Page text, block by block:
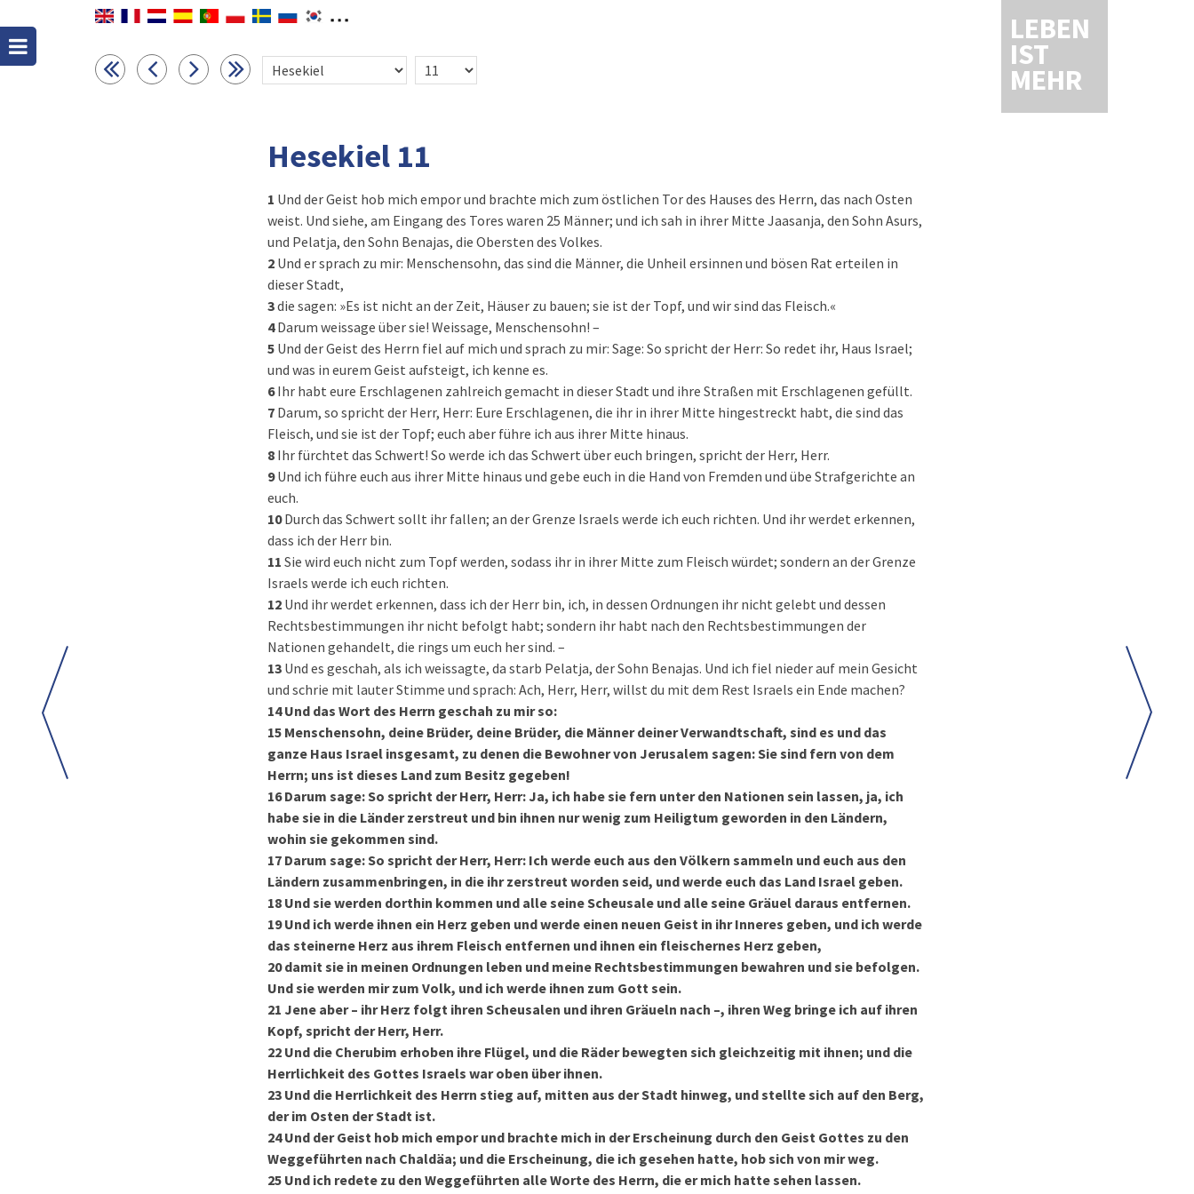
LEBEN
IST
MEHR
Hesekiel 11
1 Und der Geist hob mich empor und brachte mich zum östlichen Tor des Hauses des Herrn, das nach Osten
weist. Und siehe, am Eingang des Tores waren 25 Männer; und ich sah in ihrer Mitte Jaasanja, den Sohn Asurs,
und Pelatja, den Sohn Benajas, die Obersten des Volkes.
2 Und er sprach zu mir: Menschensohn, das sind die Männer, die Unheil ersinnen und bösen Rat erteilen in
dieser Stadt,
3die sagen: »Es ist nicht an der Zeit, Häuser zu bauen; sie ist der Topf, und wir sind das Fleisch.«
4Darum weissage über sie! Weissage, Menschensohn! –
5 Und der Geist des Herrn fiel auf mich und sprach zu mir: Sage: So spricht der Herr: So redet ihr, Haus Israel;
und was in eurem Geist aufsteigt, ich kenne es.
6Ihr habt eure Erschlagenen zahlreich gemacht in dieser Stadt und ihre Straßen mit Erschlagenen gefüllt.
7 Darum, so spricht der Herr, Herr: Eure Erschlagenen, die ihr in ihrer Mitte hingestreckt habt, die sind das
Fleisch, und sie ist der Topf; euch aber führe ich aus ihrer Mitte hinaus.
8 Ihr fürchtet das Schwert! So werde ich das Schwert über euch bringen, spricht der Herr, Herr.
9Und ich führe euch aus ihrer Mitte hinaus und gebe euch in die Hand von Fremden und übe Strafgerichte an
euch.
10Durch das Schwert sollt ihr fallen; an der Grenze Israels werde ich euch richten. Und ihr werdet erkennen,
dass ich der Herr bin.
11 Sie wird euch nicht zum Topf werden, sodass ihr in ihrer Mitte zum Fleisch würdet; sondern an der Grenze
Israels werde ich euch richten.
12 Und ihr werdet erkennen, dass ich der Herr bin, ich, in dessen Ordnungen ihr nicht gelebt und dessen
Rechtsbestimmungen ihr nicht befolgt habt; sondern ihr habt nach den Rechtsbestimmungen der
Nationen gehandelt, die rings um euch her sind. –
13 Und es geschah, als ich weissagte, da starb Pelatja, der Sohn Benajas. Und ich fiel nieder auf mein Gesicht
und schrie mit lauter Stimme und sprach: Ach, Herr, Herr, willst du mit dem Rest Israels ein Ende machen?
14Und das Wort des Herrn geschah zu mir so:
15 Menschensohn, deine Brüder, deine Brüder, die Männer deiner Verwandtschaft, sind es und das
ganze Haus Israel insgesamt, zu denen die Bewohner von Jerusalem sagen: Sie sind fern von dem
Herrn; uns ist dieses Land zum Besitz gegeben!
16Darum sage: So spricht der Herr, Herr: Ja, ich habe sie fern unter den Nationen sein lassen, ja, ich
habe sie in die Länder zerstreut und bin ihnen nur wenig zum Heiligtum geworden in den Ländern,
wohin sie gekommen sind.
17 Darum sage: So spricht der Herr, Herr: Ich werde euch aus den Völkern sammeln und euch aus den
Ländern zusammenbringen, in die ihr zerstreut worden seid, und werde euch das Land Israel geben.
18 Und sie werden dorthin kommen und alle seine Scheusale und alle seine Gräuel daraus entfernen.
19Und ich werde ihnen ein Herz geben und werde einen neuen Geist in ihr Inneres geben, und ich werde
das steinerne Herz aus ihrem Fleisch entfernen und ihnen ein fleischernes Herz geben,
20damit sie in meinen Ordnungen leben und meine Rechtsbestimmungen bewahren und sie befolgen.
Und sie werden mir zum Volk, und ich werde ihnen zum Gott sein.
21 Jene aber – ihr Herz folgt ihren Scheusalen und ihren Gräueln nach –, ihren Weg bringe ich auf ihren
Kopf, spricht der Herr, Herr.
22 Und die Cherubim erhoben ihre Flügel, und die Räder bewegten sich gleichzeitig mit ihnen; und die
Herrlichkeit des Gottes Israels war oben über ihnen.
23 Und die Herrlichkeit des Herrn stieg auf, mitten aus der Stadt hinweg, und stellte sich auf den Berg,
der im Osten der Stadt ist.
24Und der Geist hob mich empor und brachte mich in der Erscheinung durch den Geist Gottes zu den
Weggeführten nach Chaldäa; und die Erscheinung, die ich gesehen hatte, hob sich von mir weg.
25 Und ich redete zu den Weggeführten alle Worte des Herrn, die er mich hatte sehen lassen.